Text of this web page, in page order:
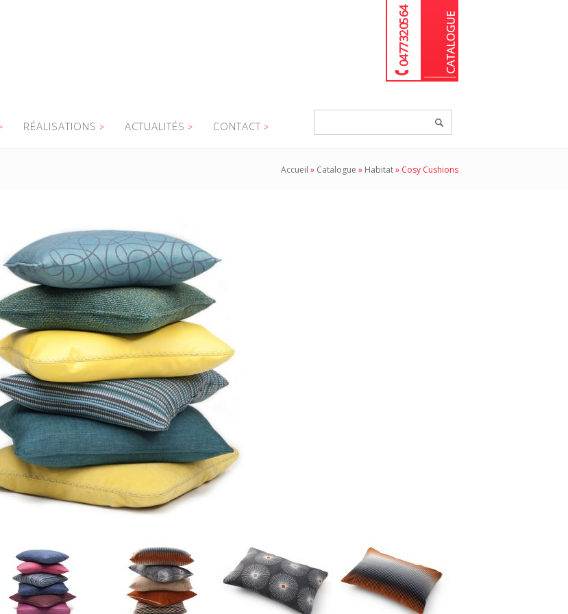
04 77 32 05 64
RÉALISATIONS ACTUALITÉS CONTACT
Accueil » Catalogue » Habitat» Cosy Cushions